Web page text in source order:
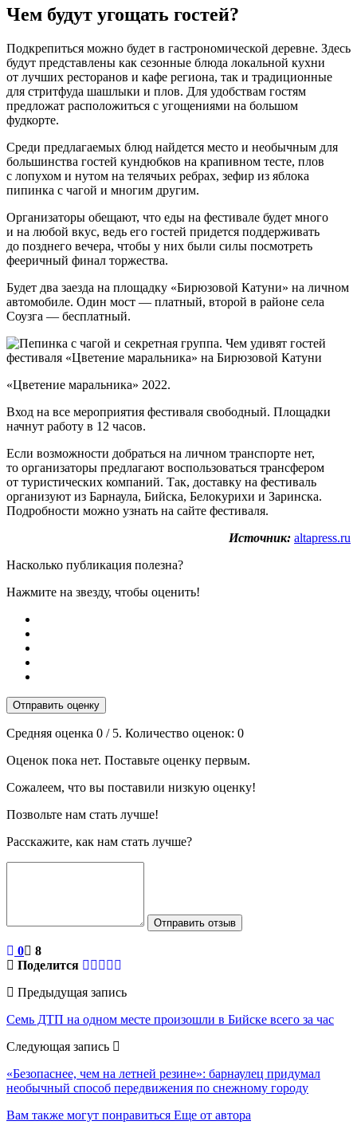
Чем будут угощать гостей?
Подкрепиться можно будет в гастрономической деревне. Здесь
будут представлены как сезонные блюда локальной кухни
от лучших ресторанов и кафе региона, так и традиционные
для стритфуда шашлыки и плов. Для удобствам гостям
предложат расположиться с угощениями на большом
фудкорте.
Среди предлагаемых блюд найдется место и необычным для
большинства гостей кундюбков на крапивном тесте, плов
с лопухом и нутом на телячьих ребрах, зефир из яблока
пипинка с чагой и многим другим.
Организаторы обещают, что еды на фестивале будет много
и на любой вкус, ведь его гостей придется поддерживать
до позднего вечера, чтобы у них были силы посмотреть
фееричный финал торжества.
Будет два заезда на площадку «Бирюзовой Катуни» на личном
автомобиле. Один мост — платный, второй в районе села
Соузга — бесплатный.
«Цветение маральника» 2022.
Вход на все мероприятия фестиваля свободный. Площадки
начнут работу в 12 часов.
Если возможности добраться на личном транспорте нет,
то организаторы предлагают воспользоваться трансфером
от туристических компаний. Так, доставку на фестиваль
организуют из Барнаула, Бийска, Белокурихи и Заринска.
Подробности можно узнать на сайте фестиваля.
Источник: altapress.ru
Насколько публикация полезна?
Нажмите на звезду, чтобы оценить!
Отправить оценку
Средняя оценка 0 / 5. Количество оценок: 0
Оценок пока нет. Поставьте оценку первым.
Сожалеем, что вы поставили низкую оценку!
Позвольте нам стать лучше!
Расскажите, как нам стать лучше?
Отправить отзыв
0
8
Поделится
Предыдущая запись
Семь ДТП на одном месте произошли в Бийске всего за час
Следующая запись
«Безопаснее, чем на летней резине»: барнаулец придумал
необычный способ передвижения по снежному городу
Вам также могут понравиться Еще от автора